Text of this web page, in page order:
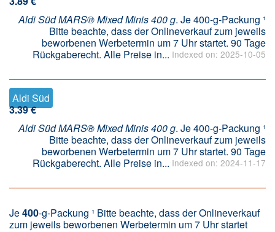
Aldi Süd MARS® Mixed Minis 400 g. Je 400-g-Packung ¹
Bitte beachte, dass der Onlineverkauf zum jeweils
beworbenen Werbetermin um 7 Uhr startet. 90 Tage
Rückgaberecht. Alle Preise in... Indexed on: 2025-10-05
Aldi Süd
3.39 €
Aldi Süd MARS® Mixed Minis 400 g. Je 400-g-Packung ¹
Bitte beachte, dass der Onlineverkauf zum jeweils
beworbenen Werbetermin um 7 Uhr startet. 90 Tage
Rückgaberecht. Alle Preise in... Indexed on: 2024-11-17
Je400-g-Packung ¹ Bitte beachte, dass der Onlineverkauf
zum jeweils beworbenen Werbetermin um 7 Uhr startet